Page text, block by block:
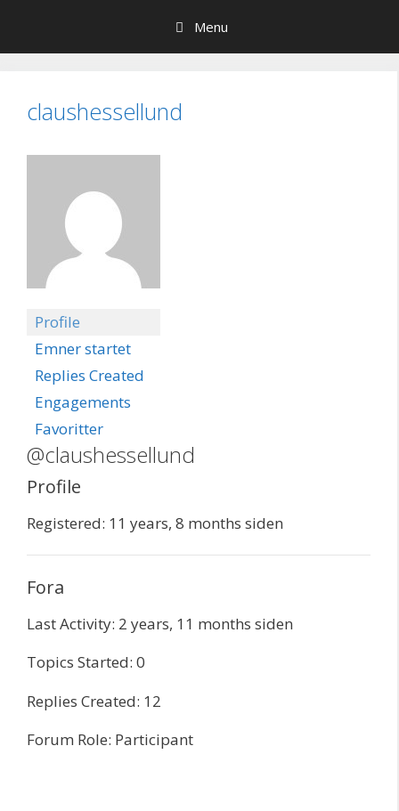
indhold
Menu
claushessellund
Profile
Emner startet
Replies Created
Engagements
Favoritter
@claushessellund
Profile
Registered: 11 years, 8 months siden
Fora
Last Activity: 2 years, 11 months siden
Topics Started: 0
Replies Created: 12
Forum Role: Participant